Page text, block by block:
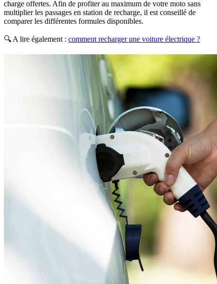
charge offertes. Afin de profiter au maximum de votre moto sans
multiplier les passages en station de recharge, il est conseillé de
comparer les différentes formules disponibles.
🔍 A lire également : comment recharger une voiture électrique​ ?